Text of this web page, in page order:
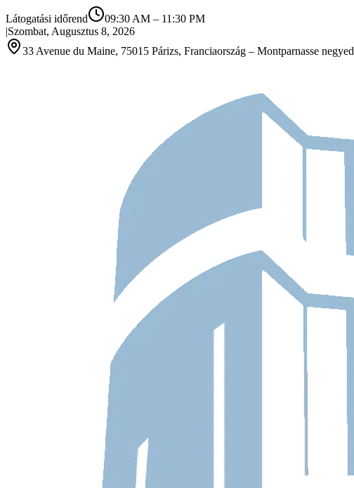
Látogatási időrend 09:30 AM – 11:30 PM
|Szombat, Augusztus 8, 2026
33 Avenue du Maine, 75015 Párizs, Franciaország – Montparnasse negyed